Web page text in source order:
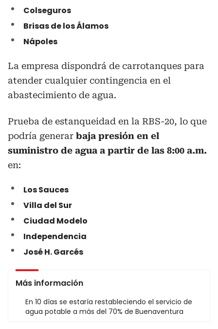
Colseguros
Brisas de los Álamos
Nápoles
La empresa dispondrá de carrotanques para
atender cualquier contingencia en el
abastecimiento de agua.
Prueba de estanqueidad en la RBS-20, lo que
podría generar baja presión en el
suministro de agua a partir de las 8:00 a.m.
en:
Los Sauces
Villa del Sur
Ciudad Modelo
Independencia
José H. Garcés
Más información
En 10 días se estaría restableciendo el servicio de
agua potable a más del 70% de Buenaventura